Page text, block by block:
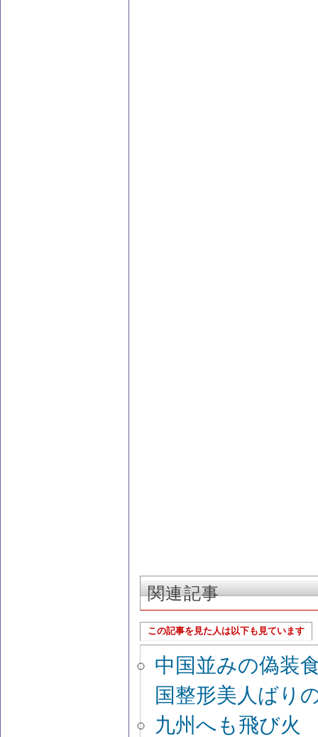
関連記事
この記事を見た人は以下も見ています
中国並みの偽
国整形美人ばり
九州へも飛び火